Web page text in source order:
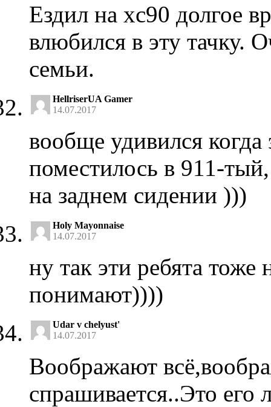
Ездил на xc90 долгое
влюбился в эту тачку.
семьи.
HellriserUA Gamer
14.07.2017
вообще удивился
поместилось в 911-
на заднем сидении )))
Holy Mayonnaise
14.07.2017
ну так эти ребята
понимают))))
Udar v chelyust'
14.07.2017
Воображают
спрашивается..Это его